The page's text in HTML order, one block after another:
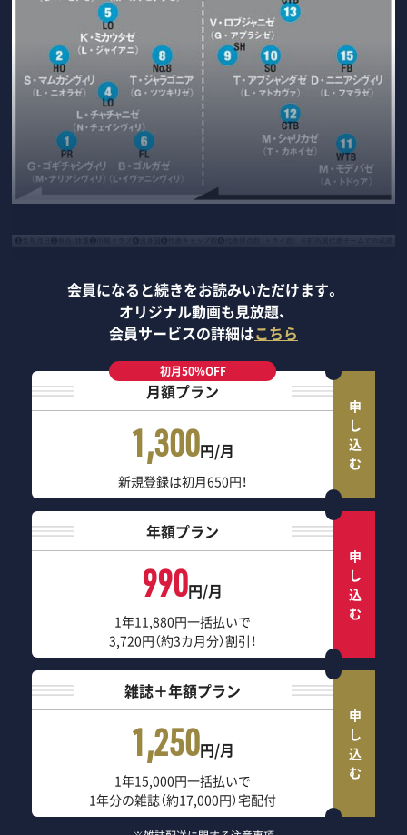
会員になると続きをお読みいただけます。
オリジナル動画も見放題、
会員サービスの詳細はこちら
初月50％OFF
月額プラン
1,300円/月
新規登録は初月650円！
申し込む
年額プラン
990円/月
1年11,880円一括払いで
3,720円（約3カ月分）割引！
申し込む
雑誌＋年額プラン
1,250円/月
1年15,000円一括払いで
1年分の雑誌（約17,000円）宅配付
申し込む